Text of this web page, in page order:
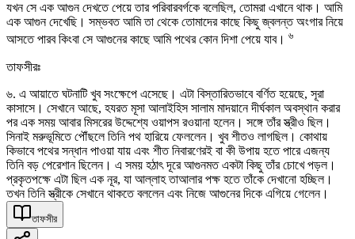
যখন সে এক আগুন দেখতে পেয়ে তার পরিবারবর্গকে বলেছিল, তোমরা এখানে থাক। আমি
এক আগুন দেখেছি। সম্ভবত আমি তা থেকে তোমাদের কাছে কিছু জ্বলন্ত অংগার নিয়ে
আসতে পারব কিংবা সে আগুনের কাছে আমি পথের কোন দিশা পেয়ে যাব। ৬
তাফসীরঃ
৬. এ আয়াতে ঘটনাটি খুব সংক্ষেপে এসেছে। এটা বিস্তারিতভাবে বর্ণিত হয়েছে, সূরা
কাসাসে। সেখানে আছে, হযরত মূসা আলাইহিস সালাম মাদয়ানে দীর্ঘকাল অবস্থান করার
পর এক সময় আবার মিসরের উদ্দেশ্যে ওয়াপস রওয়ানা হলেন। সঙ্গে তাঁর স্ত্রীও ছিল।
সিনাই মরুভূমিতে পৌঁছলে তিনি পথ হারিয়ে ফেললেন। খুব শীতও লাগছিল। কোথায়
কিভাবে পথের সন্ধান পাওয়া যায় এবং শীত নিবারণেরই বা কী উপায় হতে পারে এজন্য
তিনি বড় পেরেশান ছিলেন। এ সময় হঠাৎ দূরে আগুনমত একটা কিছু তাঁর চোখে পড়ল।
প্রকৃতপক্ষে এটা ছিল এক নূর, যা আল্লাহ তাআলার পক্ষ হতে তাঁকে দেখানো হচ্ছিল।
তখন তিনি স্ত্রীকে সেখানে থাকতে বললেন এবং নিজে আগুনের দিকে এগিয়ে গেলেন।
তাফসীর